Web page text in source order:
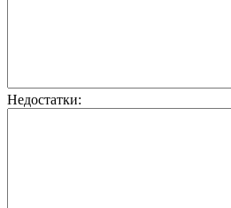
Недостатки: